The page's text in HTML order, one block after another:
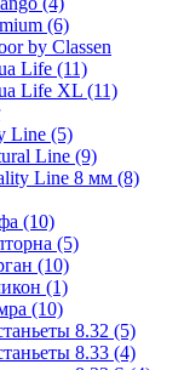
(6)
by Classen
Life (11)
Life XL (11)
Line (5)
Line (9)
Line 8 мм (8)
(10)
(5)
(10)
(1)
(10)
8.32 (5)
8.33 (4)